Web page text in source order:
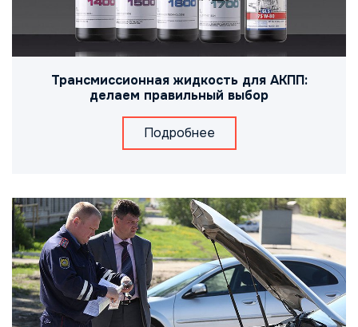
Трансмиссионная жидкость для АКПП:
делаем правильный выбор
Подробнее